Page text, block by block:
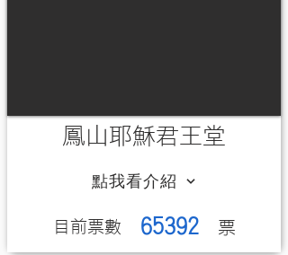
鳳山耶穌君王堂
點我看介紹
65392
​目前票數 ​票